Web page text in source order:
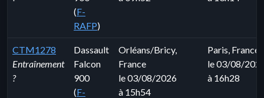
(F-
RAFP)
CTM1278
Entraînement
?
Dassault
Falcon
900
(F-
Orléans/Bricy,
France
le 03/08/2026
à 15h54
Paris, France
le 03/08/
à 16h28